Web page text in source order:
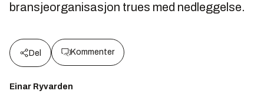
bransjeorganisasjon trues med nedleggelse.
Del Kommenter
Einar Ryvarden